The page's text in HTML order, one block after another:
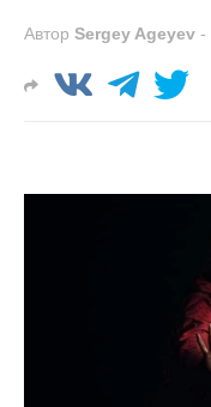
Автор Sergey Ageyev -